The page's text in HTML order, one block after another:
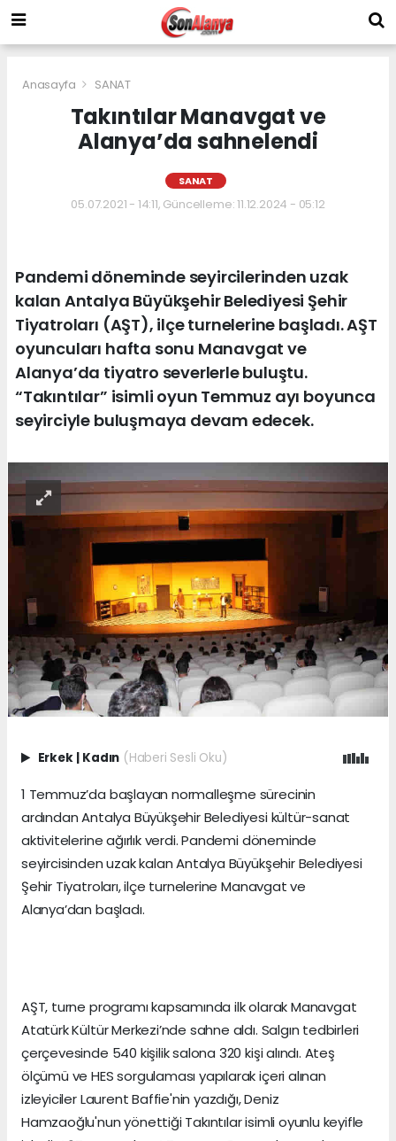
Anasayfa SANAT
Takıntılar Manavgat ve
Alanya’da sahnelendi
SANAT
05.07.2021 - 14:11, Güncelleme: 11.12.2024 - 05:12
Pandemi döneminde seyircilerinden uzak
kalan Antalya Büyükşehir Belediyesi Şehir
Tiyatroları (AŞT), ilçe turnelerine başladı. AŞT
oyuncuları hafta sonu Manavgat ve
Alanya’da tiyatro severlerle buluştu.
“Takıntılar” isimli oyun Temmuz ayı boyunca
seyirciyle buluşmaya devam edecek.
Erkek | Kadın (Haberi Sesli Oku)
1 Temmuz’da başlayan normalleşme sürecinin
ardından Antalya Büyükşehir Belediyesi kültür-sanat
aktivitelerine ağırlık verdi. Pandemi döneminde
seyircisinden uzak kalan Antalya Büyükşehir Belediyesi
Şehir Tiyatroları, ilçe turnelerine Manavgat ve
Alanya’dan başladı.
AŞT, turne programı kapsamında ilk olarak Manavgat
Atatürk Kültür Merkezi’nde sahne aldı. Salgın tedbirleri
çerçevesinde 540 kişilik salona 320 kişi alındı. Ateş
ölçümü ve HES sorgulaması yapılarak içeri alınan
izleyiciler Laurent Baffie'nin yazdığı, Deniz
Hamzaoğlu'nun yönettiği Takıntılar isimli oyunlu keyifle